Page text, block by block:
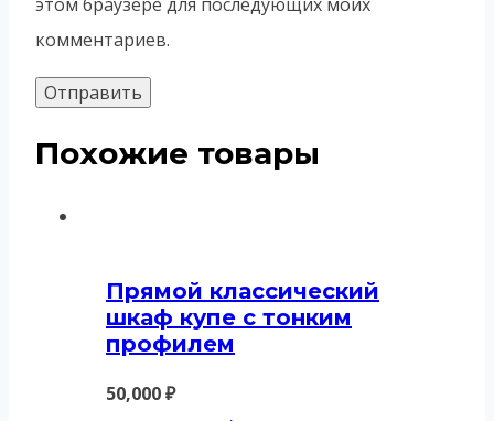
комментариев.
Похожие товары
Прямой классический
шкаф купе с тонким
профилем
50,000₽